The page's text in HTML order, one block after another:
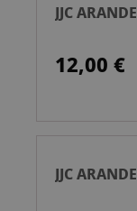
JJC
12,00 €
JJC